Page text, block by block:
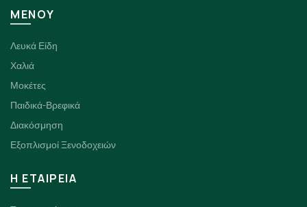
ΜΕΝΟΥ
Λευκά Είδη
Χαλιά
Μοκέτες
Παιδικά-Βρεφικά
Διακόσμηση
Εξοπλισμοί Ξενοδοχειών
H ΕΤΑΙΡΕΙΑ